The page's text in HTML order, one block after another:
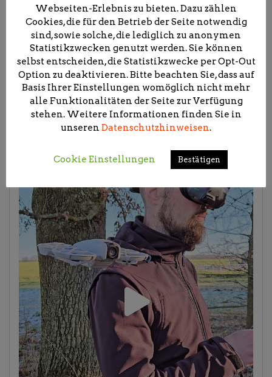
Webseiten-Erlebnis zu bieten. Dazu zählen
Cookies, die für den Betrieb der Seite notwendig
sind, sowie solche, die lediglich zu anonymen
Statistikzwecken genutzt werden. Sie können
selbst entscheiden, die Statistikzwecke per Opt-Out
Option zu deaktivieren. Bitte beachten Sie, dass auf
Basis Ihrer Einstellungen womöglich nicht mehr
alle Funktionalitäten der Seite zur Verfügung
stehen. Weitere Informationen finden Sie in
unseren Datenschutzhinweisen.
Cookie Einstellungen Bestätigen